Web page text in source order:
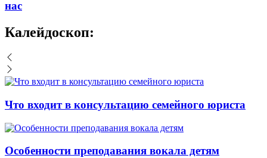
нас
Калейдоскоп:
Что входит в консультацию семейного юриста
Особенности преподавания вокала детям